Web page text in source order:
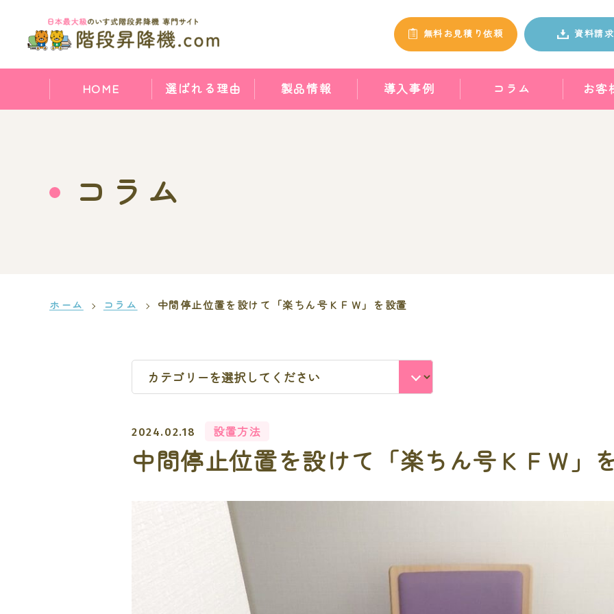
無料お見積り依頼 資料請求
HOME 選ばれる理由 製品情報 導入事例 コラム お客
コラム
ホーム コラム 中間停止位置を設けて「楽ちん号ＫＦＷ」を設置
2024.02.18 設置方法
中間停止位置を設けて「楽ちん号ＫＦＷ」